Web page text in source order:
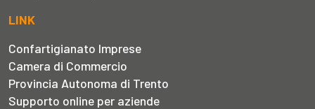
LINK
Confartigianato Imprese
Camera di Commercio
Provincia Autonoma di Trento
Supporto online per aziende